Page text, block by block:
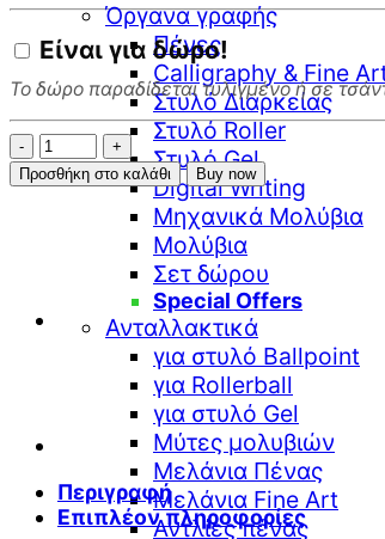
Όργανα γραφής
Πένες
Calligraphy & Fine
Στυλό Διαρκείας
Στυλό Roller
Στυλό Gel
Digital Writing
Μηχανικά Μολύβια
Μολύβια
Σετ δώρου
Special Offers
Ανταλλακτικά
για στυλό Ballpoint
για Rollerball
για στυλό Gel
Μύτες μολυβιών
Μελάνια Πένας
Μελάνια Fine Art
Αντλίες πένας
Είναι για δώρο!
Το δώρο παραδίδεται τυλιγμένο ή σε
Kaweco
STANDARD
Black
ποσότητα
Προσθήκη στο καλάθι Buy now
Περιγραφή
Επιπλέον πληροφορίες